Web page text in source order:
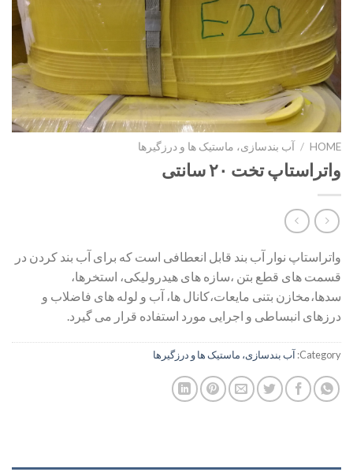
HOME
/ آب بندسازی، ماستیک ها و درزگیرها
واتراستاپ تخت ۲۰ سانتی
واتراستاپ نوار آب بند قابل انعطافی است که برای آب بند کردن در
قسمت های قطع بتن ،سازه های هیدرولیکی، استخرها،
سدها،مخازن بتنی مایعات،کانال ها، آب و لوله های فاضلاب و
درزهای انبساطی و اجرایی مورد استفاده قرار می گیرد.
Category: آب بندسازی، ماستیک ها و درزگیرها